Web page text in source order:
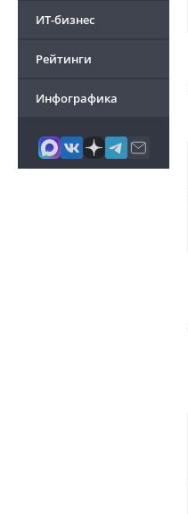
ИТ-бизнес
Рейтинги
Инфографика